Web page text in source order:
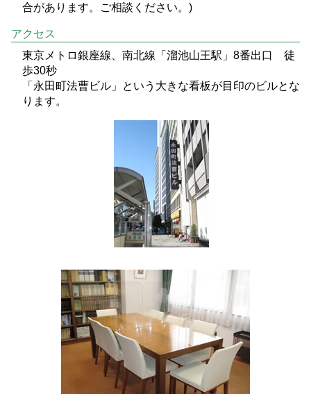
合があります。ご相談ください。)
アクセス
東京メトロ銀座線、南北線「溜池山王駅」8番出口 徒
歩30秒
「永田町法曹ビル」という大きな看板が目印のビルとな
ります。